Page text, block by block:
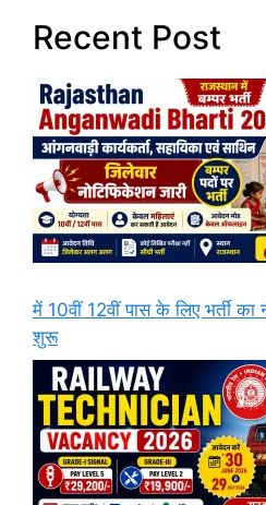
Recent Post
में 10वीं 12वीं पास के लिए भर्ती
शुरू